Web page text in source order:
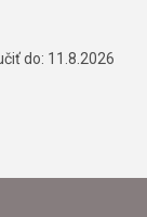
do: 11.8.2026